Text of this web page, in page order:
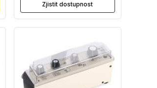
Zjistit dostupnost